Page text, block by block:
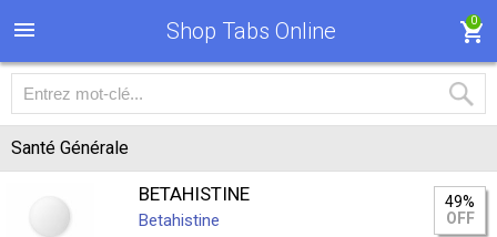
Shop Tabs Online 0
Santé Générale
BETAHISTINE
Betahistine
49%
OFF